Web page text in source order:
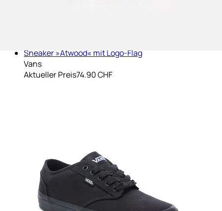
Sneaker »Atwood« mit Logo-Flag
Vans
Aktueller Preis74.90 CHF